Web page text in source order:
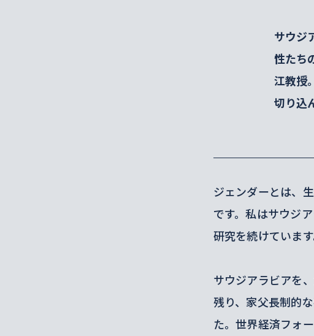
サウジ
性たち
江教授
切り込
ジェンダーとは、
です。私はサウジ
研究を続けています
サウジアラビアを
残り、家父長制的
た。世界経済フォ